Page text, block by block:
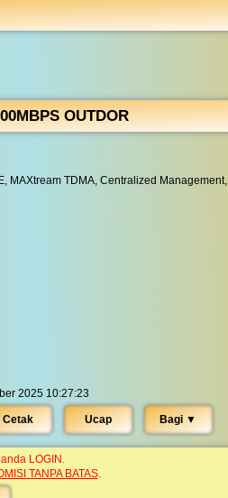
OUTDOR
TDMA, Centralized
2025 10:27:23
Cetak Ucap Bagi ▼︎
LOGIN.
TANPA BATAS.